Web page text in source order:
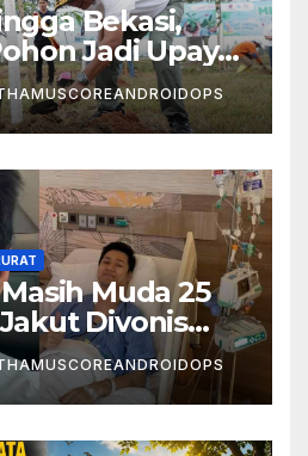
Bekasi,
Jadi Upaya
Alam
Muda 25
Divonis
Ini Dugaan